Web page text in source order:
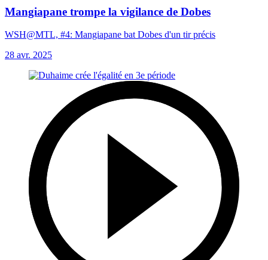
Mangiapane trompe la vigilance de Dobes
WSH@MTL, #4: Mangiapane bat Dobes d'un tir précis
28 avr. 2025